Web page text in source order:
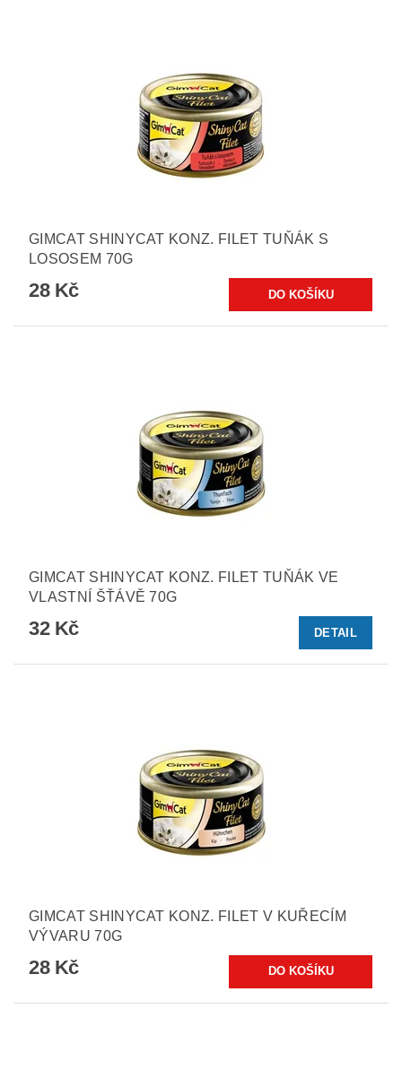
GIMCAT SHINYCAT KONZ. FILET TUŇÁK S
LOSOSEM 70G
28 Kč
GIMCAT SHINYCAT KONZ. FILET TUŇÁK VE
VLASTNÍ ŠŤÁVĚ 70G
32 Kč DETAIL
GIMCAT SHINYCAT KONZ. FILET V KUŘECÍM
VÝVARU 70G
28 Kč